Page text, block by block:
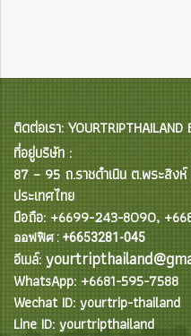
ติดต่อเรา: YOURTRIPTHAILAND
ที่อยู่บริษัท :
87 – 95 ถ.ราชดำเนิน ต.พระสิง
ประเทศไทย
มือถือ: +6699-243-8090,
ออฟฟิศ : +6653281-045
อีเมล์:
WhatsApp: +6681-595-7588
Wechat ID: yourtrip-thailand
Line ID: yourtripthailand